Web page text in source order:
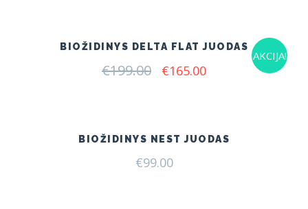
AKCIJA!
BIOŽIDINYS DELTA FLAT JUODAS
€199.00 Original
€165.00Current
BIOŽIDINYS NEST JUODAS
€99.00